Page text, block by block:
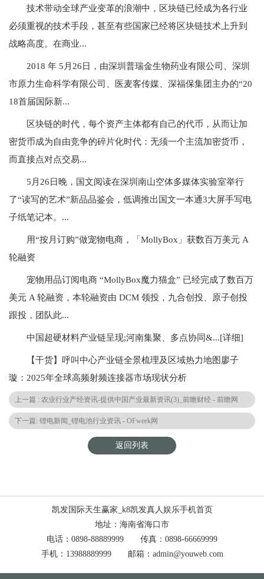
技术带动全球产业变革的浪潮中，区块链已经成为各行业
必须重视的技术手段，甚至有些国家已经将区块链技术上升到
战略高度。在商业...
2018 年 5月26日，由深圳普瑞金生物药业有限公司、深圳
市原力生命科学有限公司、医麦客传媒、深福保集团主办的“20
18首届国际新...
区块链的时代，每个资产主体都有自己的代币，从而让加
密货币成为自由竞争的碎片化时代：无须一个主流加密货币，
而直接点对点交易...
5月26日晚，国文阅读在深圳南山空体多媒体实验室举行
了“读写的艺术”新品品鉴会，低调推出国文一本通3大屏手写电
子纸笔记本。...
用“按月订购”做宠物电商，「MollyBox」获数百万美元 A
轮融资
宠物用品订阅电商 “MollyBox魔力猫盒” 已经完成了数百万
美元 A 轮融资，本轮融资由 DCM 领投，九合创投、原子创投
跟投，团队此...
中国超硬材料产业链呈现;河南集聚、多点协同&...[详细]
【干货】呼叫中心产业链全景梳理及区域热力地图廖子
璇：2025年全球高频射频连接器市场现状分析
上一篇 : 农业行业产经资讯-提供中国产业最新资讯(3)_前瞻财经 - 前瞻网
下一篇: 锂电新闻_锂电池行业资讯 - OFweek网
返回列表
凯发国际天生赢家_k8凯发真人娱乐手机首页
地址：海南省海口市
电话：0898-88889999 传真：0898-66669999
手机：13988889999 邮箱：admin@youweb.com